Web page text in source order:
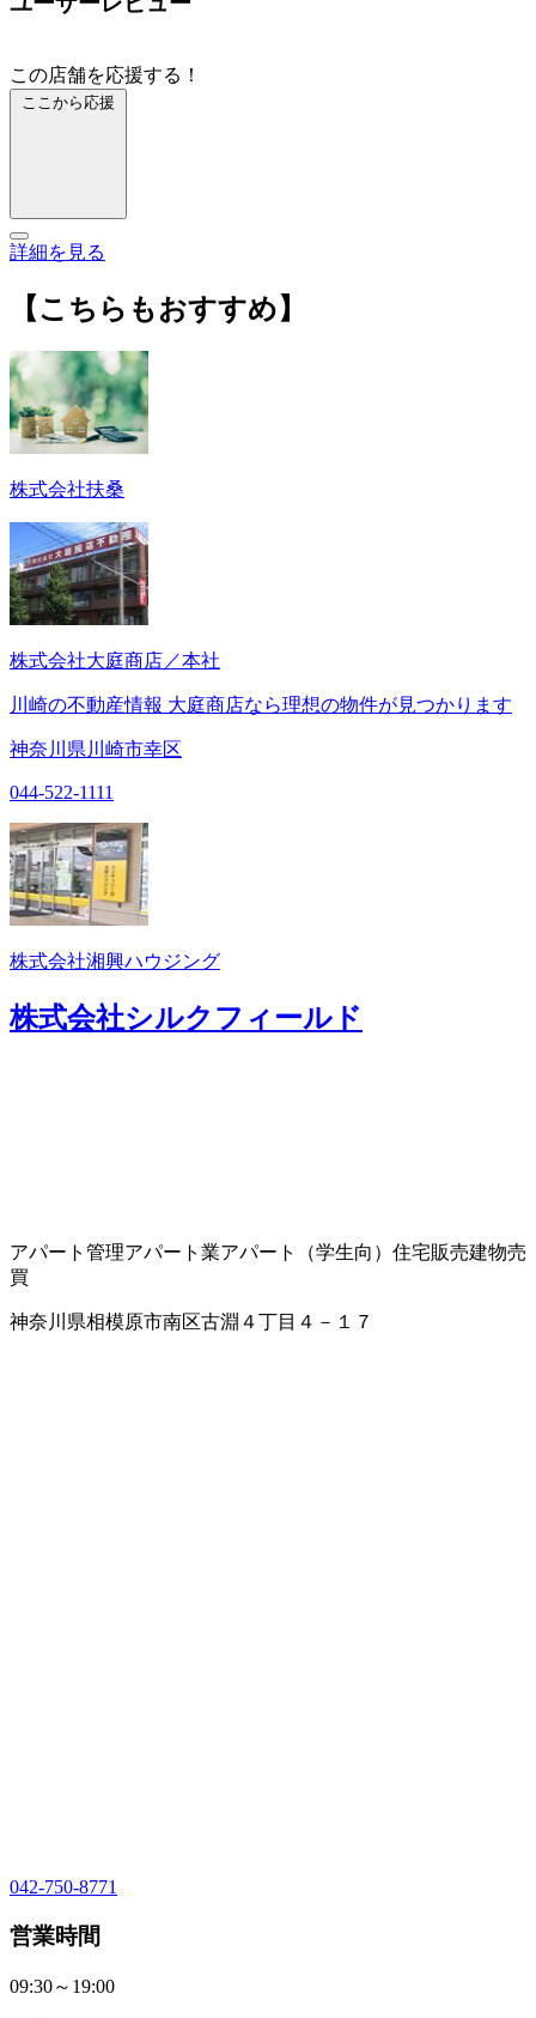
この店舗を応援する！
ここから応援
詳細を見る
【こちらもおすすめ】
株式会社扶桑
株式会社大庭商店／本社
川崎の不動産情報 大庭商店なら理想の物件が見つかります
神奈川県川崎市幸区
044-522-1111
株式会社湘興ハウジング
株式会社シルクフィールド
アパート管理アパート業アパート（学生向） 住宅販売建物売
買
神奈川県相模原市南区古淵４丁目４－１７
042-750-8771
営業時間
09:30～19:00